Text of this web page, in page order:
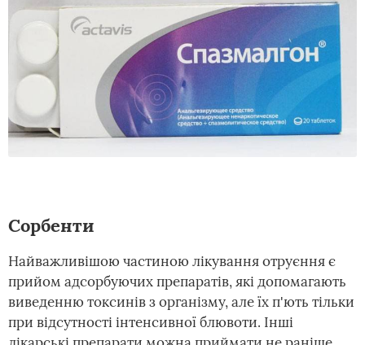
Сорбенти
Найважливішою частиною лікування отруєння є
прийом адсорбуючих препаратів, які допомагають
виведенню токсинів з організму, але їх п'ють тільки
при відсутності інтенсивної блювоти. Інші